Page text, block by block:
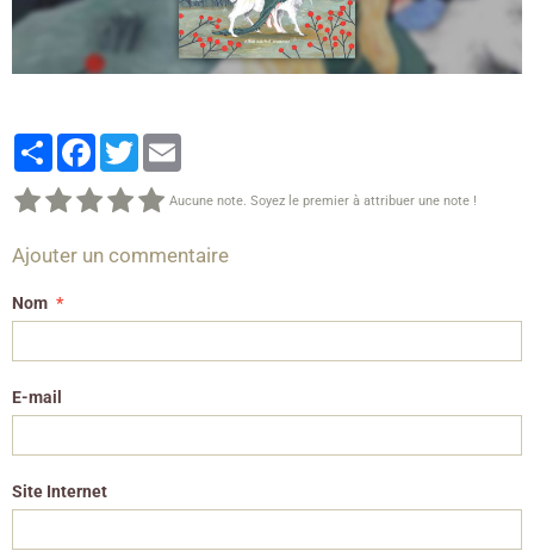
PartagerFacebook
Twitter
Aucune note. Soyez le premier à attribuer une note !
Ajouter un commentaire
Nom
E-mail
Site Internet